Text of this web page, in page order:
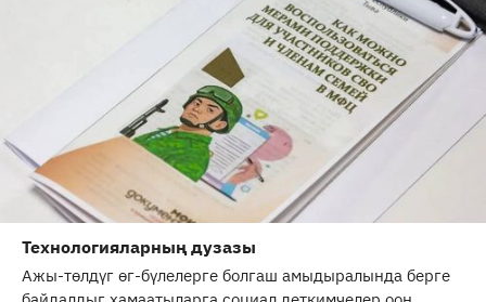
Технологияларның дузазы
Ажы-төлдүг өг-бүлелерге болгаш амыдыралында берге